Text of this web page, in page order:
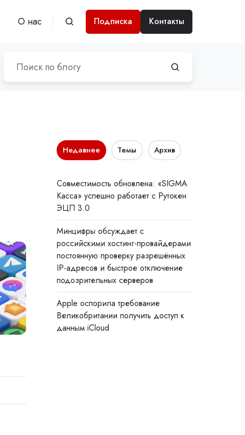
О нас Подписка Контакты
Недавнее Темы Архив
Совместимость обновлена: «SIGMA
Касса» успешно работает с Рутокен
ЭЦП 3.0
Минцифры обсуждает с
российскими хостинг-провайдерами
постоянную проверку разрешённых
IP-адресов и быстрое отключение
подозрительных серверов
Apple оспорила требование
Великобритании получить доступ к
данным iCloud